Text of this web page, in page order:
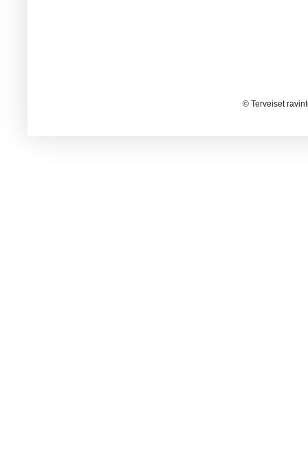
© Terveiset